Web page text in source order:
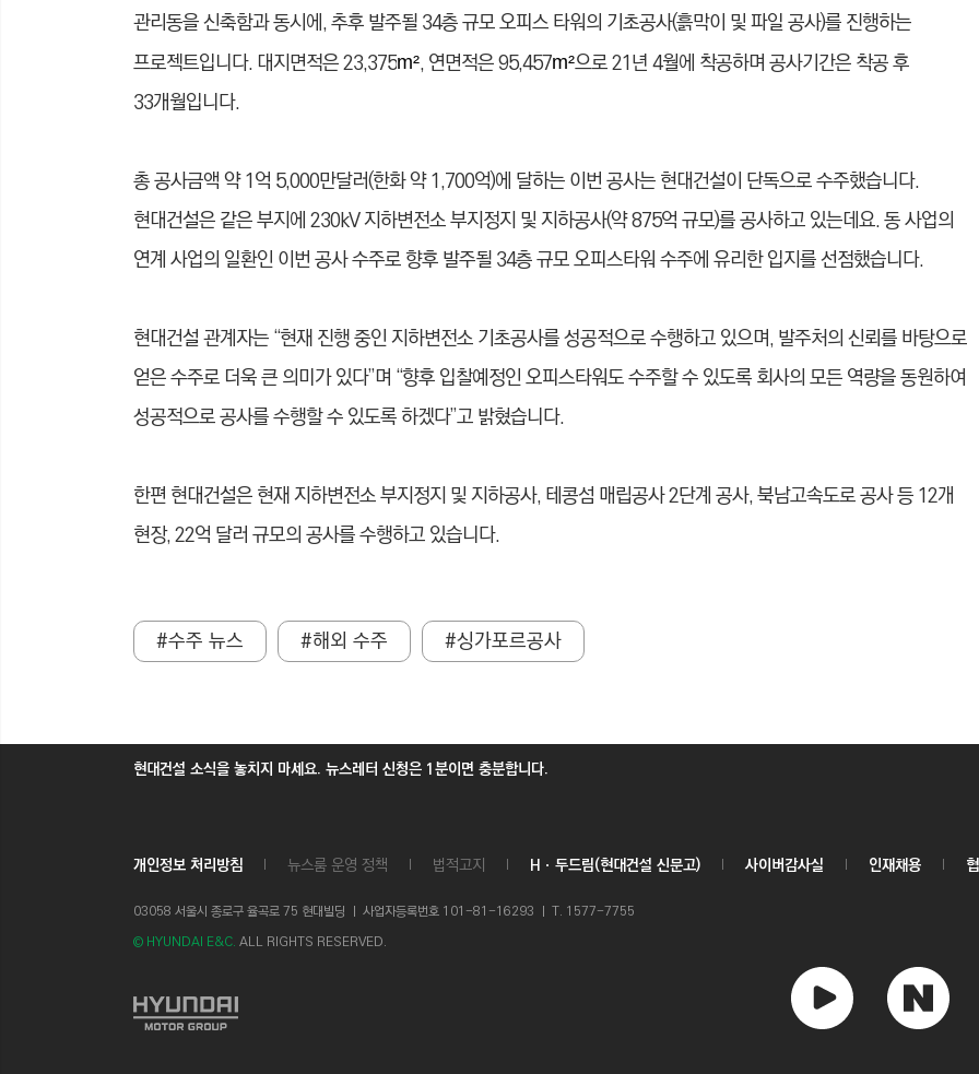
관리동을 신축함과 동시에, 추후 발주될 34층 규모 오피스 타워의 기초공사(흙막이 및 파일 공사)를 진행하는
프로젝트입니다. 대지면적은 23,375m², 연면적은 95,457m²으로 21년 4월에 착공하며 공사기간은 착공 후
33개월입니다.
총 공사금액 약 1억 5,000만달러(한화 약 1,700억)에 달하는 이번 공사는 현대건설이 단독으로 수주했습니다.
현대건설은 같은 부지에 230kV 지하변전소 부지정지 및 지하공사(약 875억 규모)를 공사하고 있는데요. 동 사업의
연계 사업의 일환인 이번 공사 수주로 향후 발주될 34층 규모 오피스타워 수주에 유리한 입지를 선점했습니다.
현대건설 관계자는 “현재 진행 중인 지하변전소 기초공사를 성공적으로 수행하고 있으며, 발주처의 신뢰를 바탕으로
얻은 수주로 더욱 큰 의미가 있다”며 “향후 입찰예정인 오피스타워도 수주할 수 있도록 회사의 모든 역량을 동원하여
성공적으로 공사를 수행할 수 있도록 하겠다”고 밝혔습니다.
한편 현대건설은 현재 지하변전소 부지정지 및 지하공사, 테콩섬 매립공사 2단계 공사, 북남고속도로 공사 등 12개
현장, 22억 달러 규모의 공사를 수행하고 있습니다.
#수주 뉴스 #해외 수주 #싱가포르공사
현대건설 소식을 놓치지 마세요. 뉴스레터 신청은 1분이면 충분합니다.
개인정보 처리방침 뉴스룸 운영 정책 법적고지 Hㆍ두드림(현대건설 신문고) 사이버감사실 인재채용
03058 서울시 종로구 율곡로 75 현대빌딩 ㅣ 사업자등록번호 101-81-16293 ㅣ T. 1577-7755
© HYUNDAI E&C. ALL RIGHTS RESERVED.